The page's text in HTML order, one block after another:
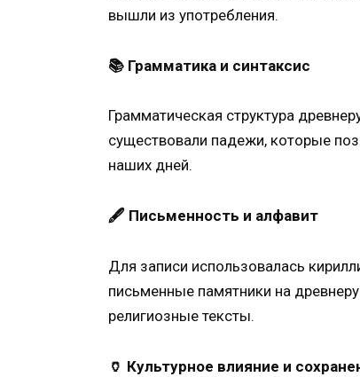
вышли из употребления.
📚 Грамматика и синтаксис
Грамматическая структура
существовали падежи, которые
наших дней.
🖋️ Письменность и алфавит
Для записи использовалась
письменные памятники на
религиозные тексты.
🏺 Культурное влияние и